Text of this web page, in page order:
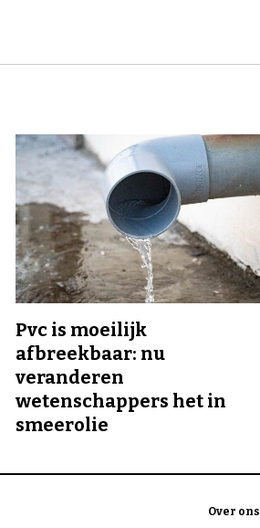
Pvc is moeilijk
afbreekbaar: nu
veranderen
wetenschappers het in
smeerolie
Over ons